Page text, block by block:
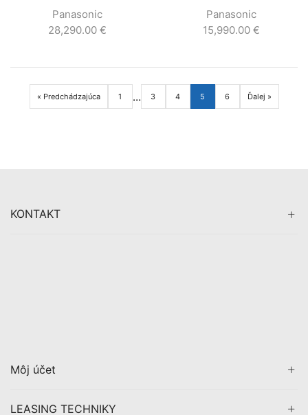
Panasonic
28,290.00 €
Panasonic
15,990.00 €
« Predchádzajúca 1 … 3 4 5 6 Ďalej »
KONTAKT
Môj účet
LEASING TECHNIKY